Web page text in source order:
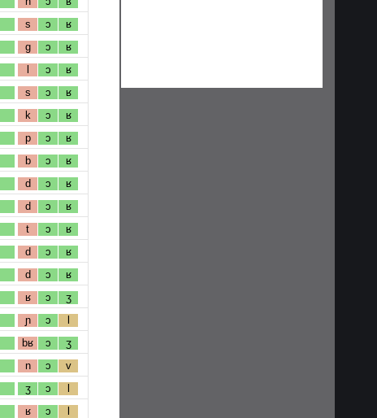
s ɔ ʁ
g ɔ ʁ
l ɔ ʁ
s ɔ ʁ
k ɔ ʁ
p ɔ ʁ
b ɔ ʁ
d ɔ ʁ
d ɔ ʁ
t ɔ ʁ
d ɔ ʁ
d ɔ ʁ
ʁ ɔ ʒ
ɲ ɔ l
bʁ ɔ ʒ
n ɔ v
ʒ ɔ l
ʁ ɔ l